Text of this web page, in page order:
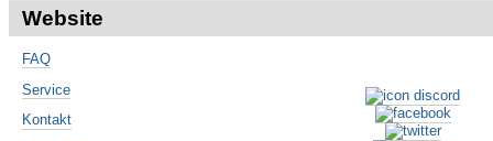
Website
FAQ
Service
Kontakt